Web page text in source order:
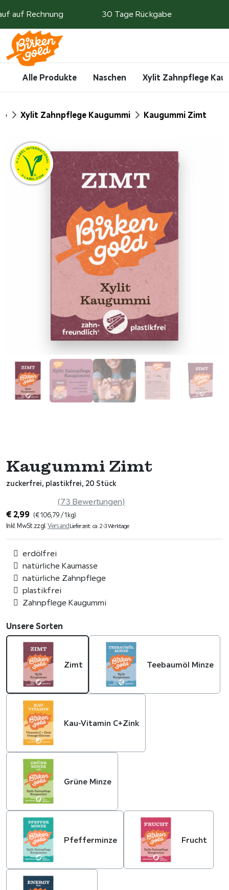
auf Rechnung 30 Tage Rückgabe
Alle Produkte Naschen Xylit Zahnpflege
Xylit Zahnpflege Kaugummi Kaugummi Zimt
Kaugummi Zimt
zuckerfrei, plastikfrei, 20 Stück
(73 Bewertungen)
€ 2,99 (€106,79 / 1 kg)
Inkl. MwSt.zzgl.Versand Lieferzeit: ca. 2-3 Werktage
erdölfrei
natürliche Kaumasse
natürliche Zahnpflege
plastikfrei
Zahnpflege Kaugummi
Unsere Sorten
Zimt Teebaumöl Minze
Kau-Vitamin C+Zink
Grüne Minze
Pfefferminze Frucht